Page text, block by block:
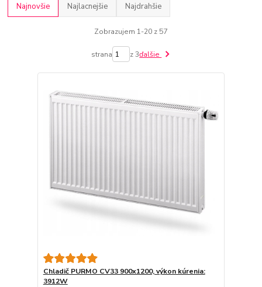
Najnovšie Najlacnejšie Najdrahšie
Zobrazujem 1-20 z 57
strana z 3ďalšie
Chladič PURMO CV33 900x1200, výkon kúrenia:
3912W